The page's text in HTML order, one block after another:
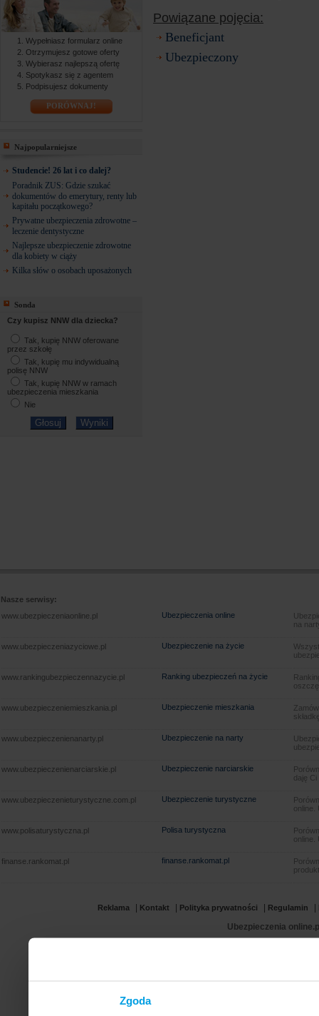
Zgoda
Wypełniasz formularz online
Otrzymujesz gotowe oferty
Wybierasz najlepszą ofertę
Spotykasz się z agentem
Podpisujesz dokumenty
PORÓWNAJ!
Najpopularniejsze
Studencie! 26 lat i co dalej?
Poradnik ZUS: Gdzie szukać
dokumentów do emerytury, renty lub
kapitału początkowego?
Prywatne ubezpieczenia zdrowotne –
leczenie dentystyczne
Najlepsze ubezpieczenie zdrowotne
dla kobiety w ciąży
Kilka słów o osobach uposażonych
Sonda
Czy kupisz NNW dla dziecka?
Tak, kupię NNW oferowane
przez szkołę
Tak, kupię mu indywidualną
polisę NNW
Tak, kupię NNW w ramach
ubezpieczenia mieszkania
Nie
Powiązane pojęcia:
Beneficjant
Ubezpieczony
Nasze serwisy:
www.ubezpieczeniaonline.pl
Ubezpieczenia online
na
www.ubezpieczeniazyciowe.pl Ubezpieczenie na życie
www.rankingubezpieczennazycie.pl Ranking ubezpieczeń na życie
www.ubezpieczeniemieszkania.pl Ubezpieczenie mieszkania
www.ubezpieczenienanarty.pl Ubezpieczenie na narty
www.ubezpieczenienarciarskie.pl Ubezpieczenie narciarskie
daję
www.ubezpieczenieturystyczne.com.pl Ubezpieczenie turystyczne
www.polisaturystyczna.pl Polisa turystyczna
finanse.rankomat.pl finanse.rankomat.pl
Reklama Kontakt Polityka prywatności Regulamin
Ubezpieczenia